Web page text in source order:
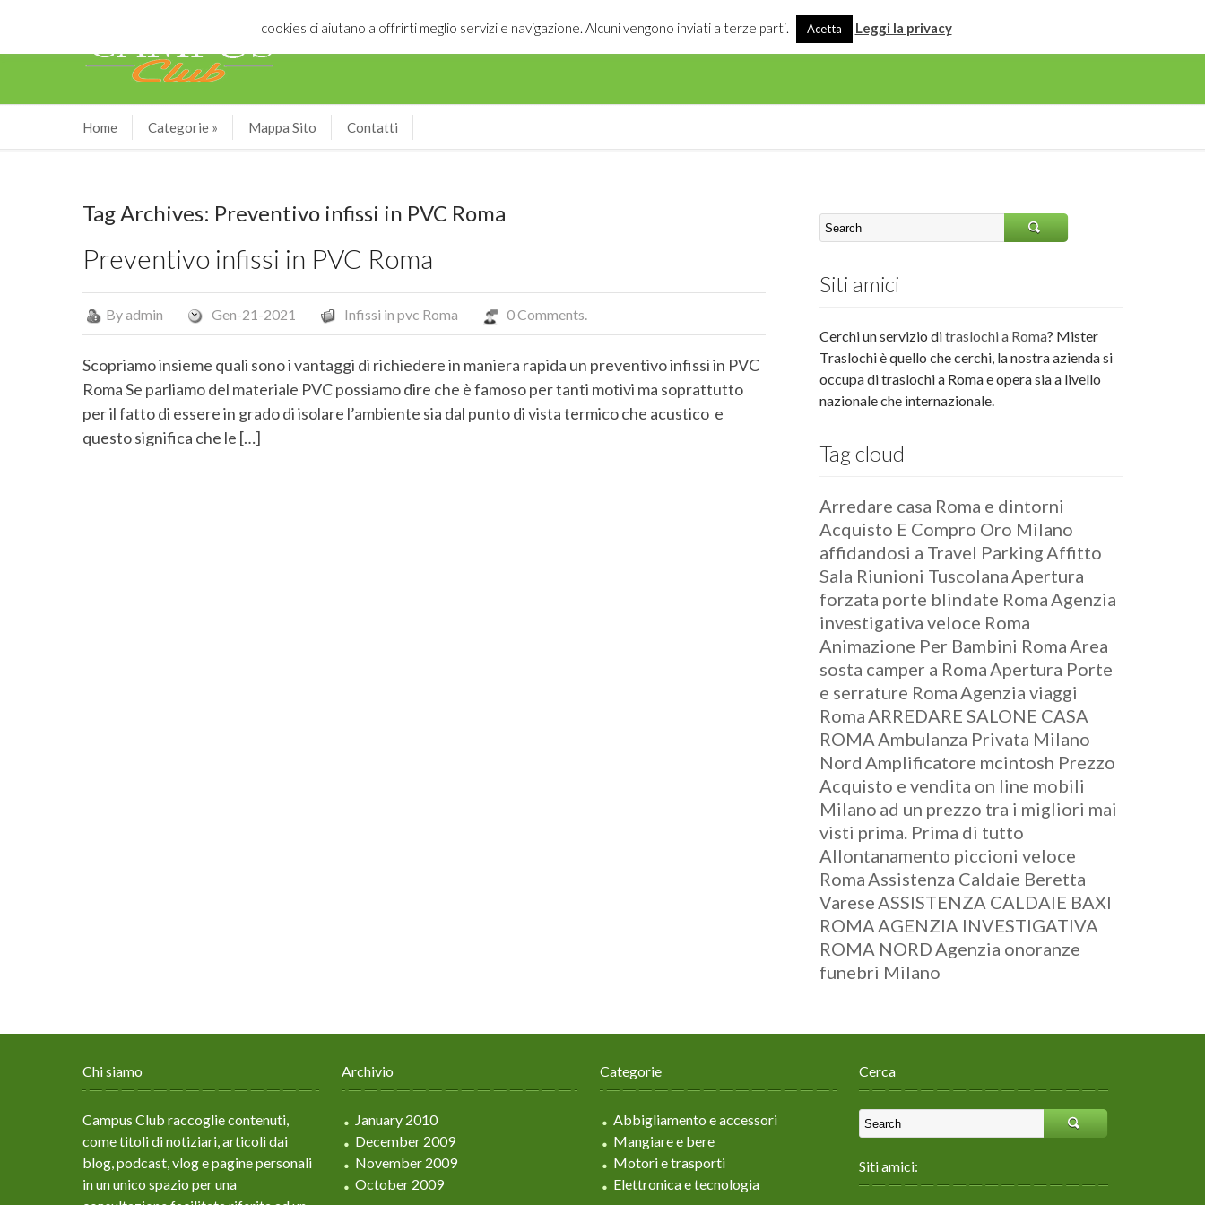
Home Categorie » Mappa Sito Contatti
Tag Archives: Preventivo infissi in PVC Roma
Preventivo infissi in PVC Roma
Byadmin Gen-21-2021 Infissi in pvc Roma 0 Comments.
Scopriamo insieme quali sono i vantaggi di richiedere in maniera rapida un preventivo infissi in PVC
Roma Se parliamo del materiale PVC possiamo dire che è famoso per tanti motivi ma soprattutto
per il fatto di essere in grado di isolare l’ambiente sia dal punto di vista termico che acustico e
questo significa che le […]
Siti amici
Cerchi un servizio ditraslochi a Roma? Mister
Traslochi è quello che cerchi, la nostra azienda si
occupa di traslochi a Roma e opera sia a livello
nazionale che internazionale.
Tag cloud
Arredare casa Roma e dintorni
Acquisto E Compro Oro Milano
affidandosi a Travel ParkingAffitto
Sala Riunioni TuscolanaApertura
forzata porte blindate RomaAgenzia
investigativa veloce Roma
Animazione Per Bambini RomaArea
sosta camper a RomaApertura Porte
e serrature RomaAgenzia viaggi
RomaARREDARE SALONE CASA
ROMAAmbulanza Privata Milano
Nord Amplificatore mcintosh Prezzo
Acquisto e vendita on line mobili
Milano ad un prezzo tra i migliori mai
visti prima. Prima di tutto
Allontanamento piccioni veloce
RomaAssistenza Caldaie Beretta
VareseASSISTENZA CALDAIE BAXI
ROMAAGENZIA INVESTIGATIVA
ROMA NORDAgenzia onoranze
funebri Milano
Chi siamo
Campus Club raccoglie contenuti,
come titoli di notiziari, articoli dai
blog, podcast, vlog e pagine personali
in un unico spazio per una
Archivio
January 2010
December 2009
November 2009
October 2009
Categorie
Abbigliamento e accessori
Mangiare e bere
Motori e trasporti
Elettronica e tecnologia
Cerca
Siti amici:
I cookies ci aiutano a offrirti meglio servizi e navigazione. Alcuni vengono inviati a terze parti. Acetta Leggi la privacy